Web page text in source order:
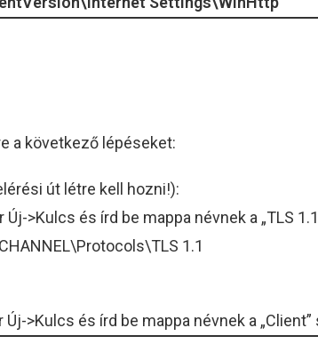
a következő lépéseket:
út létre kell hozni!):
>Kulcs és írd be mappa névnek a „TLS
1.1
>Kulcs és írd be mappa névnek a „Client”